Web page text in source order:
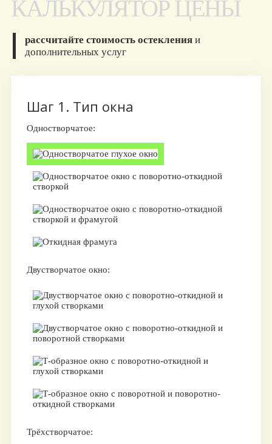
КАЛЬКУЛЯТОР ЦЕНЫ
рассчитайте стоимость остекленияи
дополнительных услуг
Шаг 1. Тип окна
Одностворчатое:
Двустворчатое окно:
Трёхстворчатое: